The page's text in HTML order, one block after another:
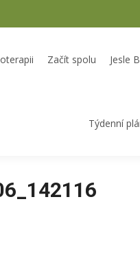
Začít spolu Jesle
Týdenní
Školka Bedrníček